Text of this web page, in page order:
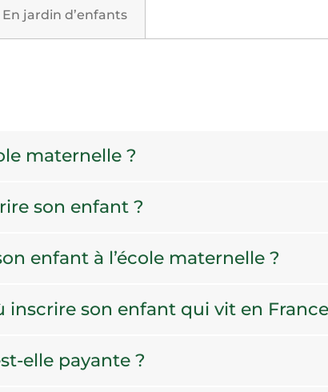
En jardin d’enfants
maternelle ?
son enfant ?
enfant à l’école maternelle ?
inscrire son enfant qui vit en
elle payante ?